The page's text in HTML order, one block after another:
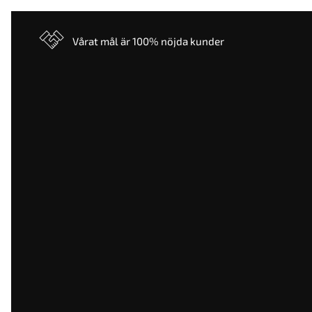
Vårat mål är 100% nöjda kunder